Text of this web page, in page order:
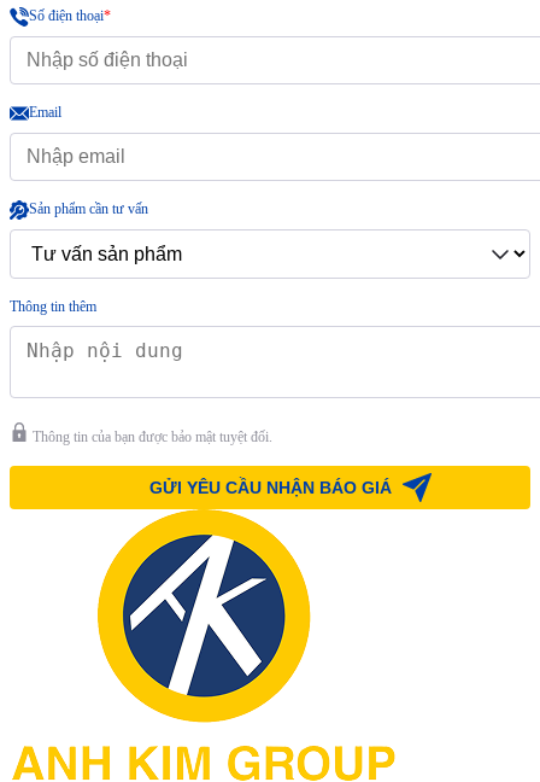
Số điện thoại*
Email
Sản phẩm cần tư vấn
Thông tin thêm
Thông tin của bạn được bảo mật tuyệt đối.